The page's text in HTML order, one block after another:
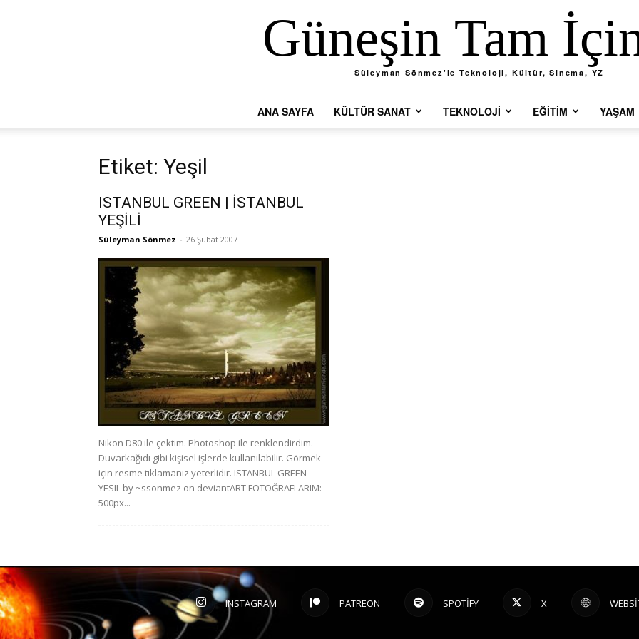
Güneşin Tam
Süleyman Sönmez'le Teknoloji, Kültür, Sinema, YZ
ANA SAYFA KÜLTÜR SANAT TEKNOLOJI EĞITIM YAŞAM
Etiket: Yeşil
ISTANBUL GREEN | İSTANBUL
YEŞİLİ
Süleyman Sönmez - 26 Şubat 2007
Nikon D80 ile çektim. Photoshop ile renklendirdim.
Duvarkağıdı gibi kişisel işlerde kullanılabilir. Görmek
için resme tıklamanız yeterlidir. ISTANBUL GREEN -
YESIL by ~ssonmez on deviantART FOTOĞRAFLARIM:
500px...
INSTAGRAM PATREON SPOTIFY X